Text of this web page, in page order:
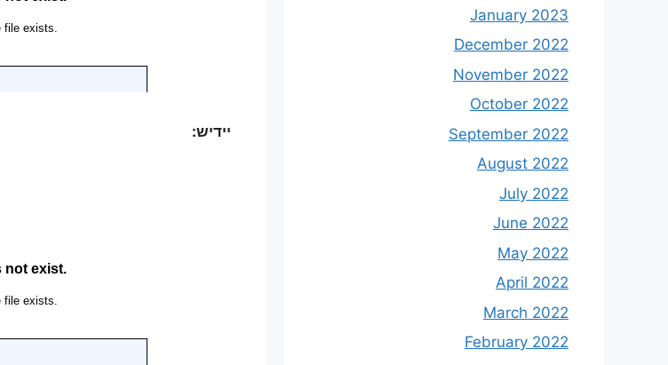
יידיש:
January 2023
December 2022
November 2022
October 2022
September 2022
August 2022
July 2022
June 2022
May 2022
April 2022
March 2022
February 2022